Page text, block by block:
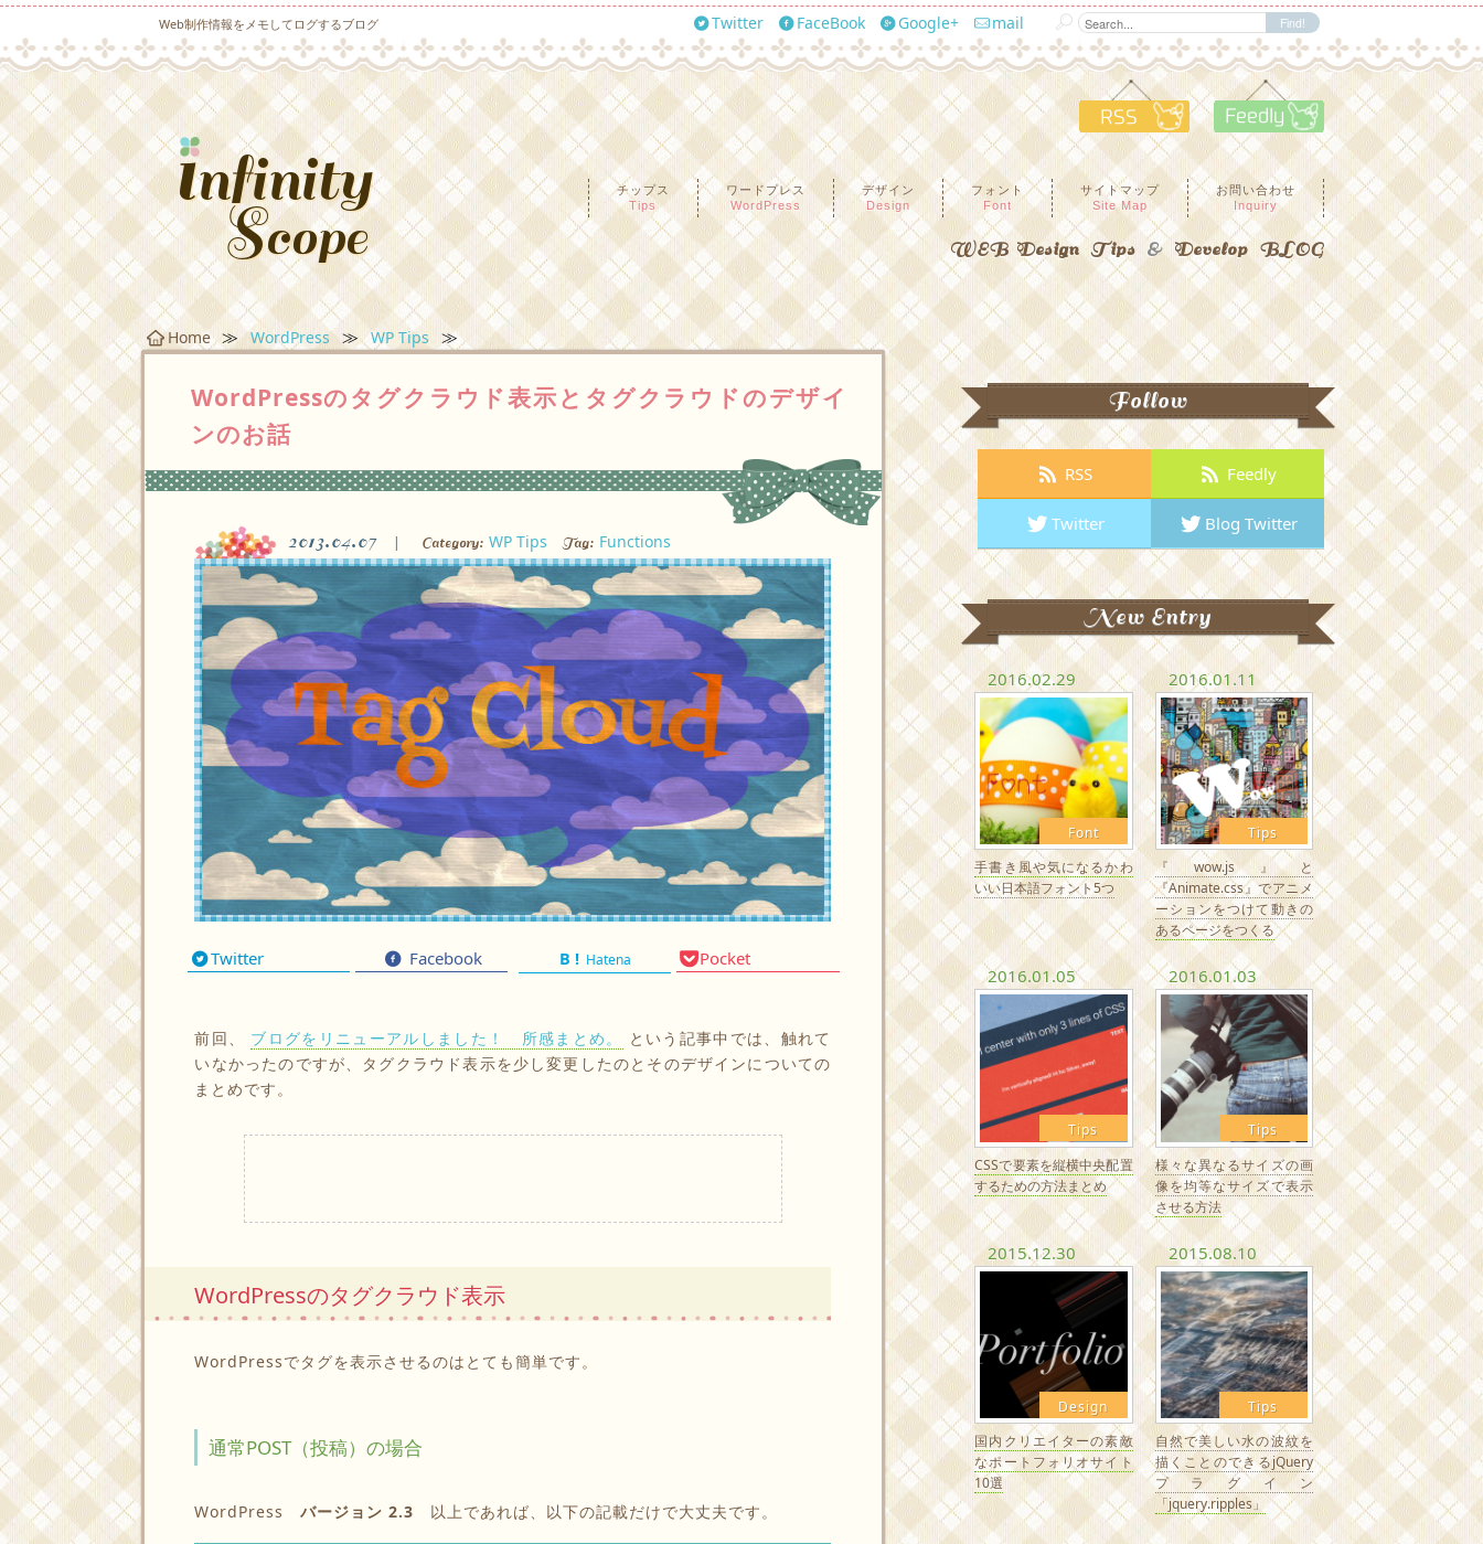
Web制作情報をメモしてログするブログ Twitter FaceBook Google+ mail
RSS Feedly
チップス
Tips
ワードプレス
WordPress
デザイン
Design
フォント
Font
サイトマップ
Site Map
お問い合わせ
Inquiry
WEB Design Tips & Develop BLOG
Home ≫ WordPress ≫ WP Tips ≫
WordPressのタグクラウド表示とタグクラウドのデザイ
ンのお話
2013.04.07 Category: WP Tips Tag: Functions
Twitter Facebook Hatena Pocket
前回、 ブログをリニューアルしました！ 所感まとめ。
という記事中では、触れて
いなかったのですが、タグクラウド表示を少し変更したのとそのデザインについての
まとめです。
WordPressのタグクラウド表示
WordPressでタグを表示させるのはとても簡単です。
通常POST（投稿）の場合
WordPress バージョン 2.3 以上であれば、以下の記載だけで大丈夫です。
Follow
RSS Feedly
Twitter Blog Twitter
New Entry
2016.02.29
Font
手書き風や気になるかわ
いい日本語フォント5つ
2016.01.11
Tips
『wow.js』と
『Animate.css』でアニメ
ーションをつけて動きの
あるページをつくる
2016.01.05
Tips
CSSで要素を縦横中央配置
するための方法まとめ
2016.01.03
Tips
様々な異なるサイズの画
像を均等なサイズで表示
させる方法
2015.12.30
Design
国内クリエイターの素敵
なポートフォリオサイト
10選
2015.08.10
Tips
自然で美しい水の波紋を
描くことのできるjQuery
プラグイン
「jquery.ripples」